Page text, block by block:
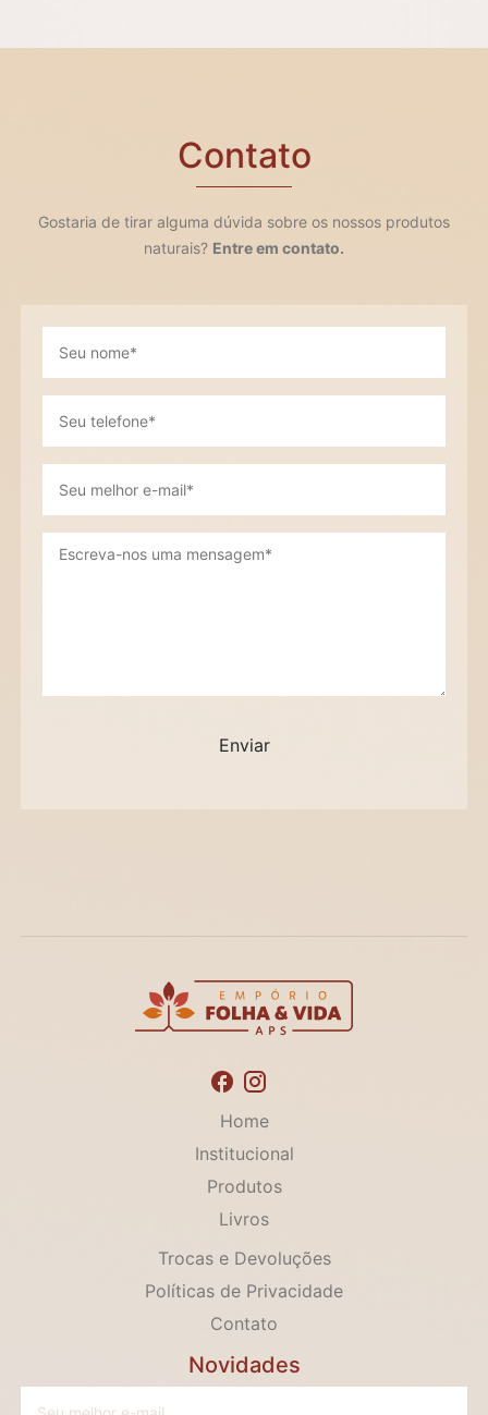
Contato
Gostaria de tirar alguma dúvida sobre os nossos produtos
naturais? Entre em contato.
Home
Institucional
Produtos
Livros
Trocas e Devoluções
Políticas de Privacidade
Contato
Novidades